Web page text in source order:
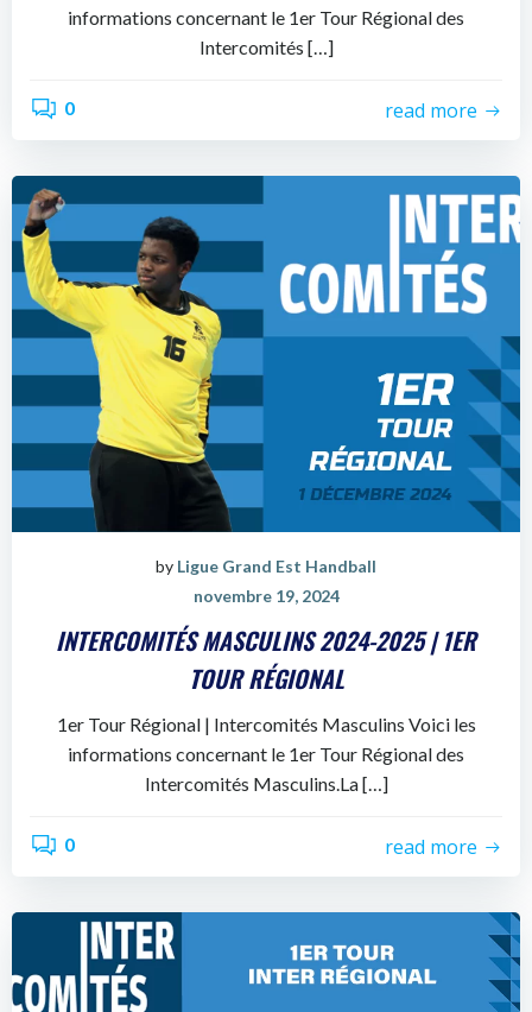
informations concernant le 1er Tour Régional des
Intercomités […]
0 read more
by Ligue Grand Est Handball
novembre 19, 2024
INTERCOMITÉS MASCULINS 2024-2025 | 1ER
TOUR RÉGIONAL
1er Tour Régional | Intercomités Masculins Voici les
informations concernant le 1er Tour Régional des
Intercomités Masculins.La […]
0 read more